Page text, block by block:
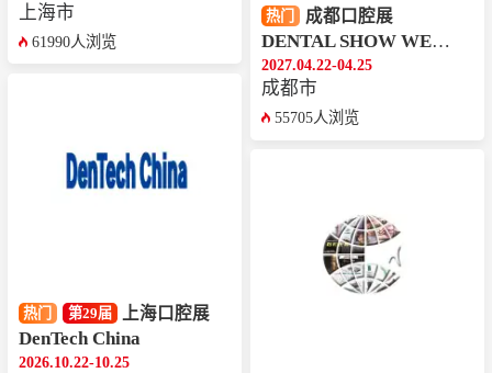
上海市
61990人浏览
热门 第29届 上海口腔展
DenTech China
2026.10.22-10.25
热门 成都口腔展
DENTAL SHOW WEST CHINA
2027.04.22-04.25
成都市
55705人浏览